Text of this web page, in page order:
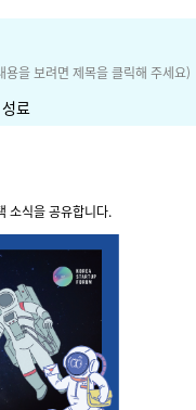
용을 보려면 제목을 클릭해 주세요)
료
소식을 공유합니다.